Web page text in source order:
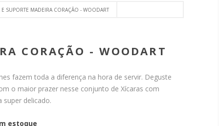
SUPORTE MADEIRA CORAÇÃO - WOODART
CORAÇÃO - WOODART
fazem toda a diferença na hora de servir. Deguste
o maior prazer nesse conjunto de Xícaras com
super delicado.
estoque